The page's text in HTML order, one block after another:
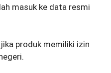
masuk ke data resmi
produk memiliki izin